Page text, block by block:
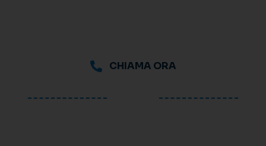
CHIAMA ORA